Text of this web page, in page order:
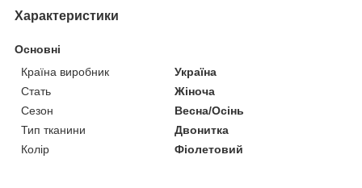
Характеристики
Основні
Країна виробник
Україна
Стать
Жіноча
Сезон
Весна/Осінь
Тип тканини
Двонитка
Колір
Фіолетовий